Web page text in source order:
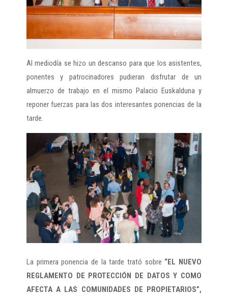
Al mediodía se hizo un descanso para que los asistentes,
ponentes y patrocinadores pudieran disfrutar de un
almuerzo de trabajo en el mismo Palacio Euskalduna y
reponer fuerzas para las dos interesantes ponencias de la
tarde.
La primera ponencia de la tarde trató sobre “EL NUEVO
REGLAMENTO DE PROTECCIÓN DE DATOS Y COMO
AFECTA A LAS COMUNIDADES DE PROPIETARIOS”,